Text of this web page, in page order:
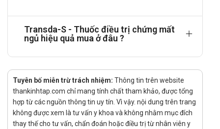
Đối tượng sử dụng:
dùng thay thế cho Diazepam khi bệnh nhân bị quen thuốc.
Dùng giảm đau trong các trường hợp đau do co thắt ở đường
tiêu hoá, tử cung, đau dây thần kinh, đau đầu cao huyết áp và
đau cơ xương khớp, sốt cao gây co giật.
Transda-S - Thuốc điều trị chứng mất
ngủ hiệu quả mua ở đâu ?
Tuyên bố miễn trừ trách nhiệm: Thông tin trên website
thankinhtap.com chỉ mang tính chất tham khảo, được tổng
hợp từ các nguồn thông tin uy tín. Vì vậy. nội dung trên trang
không được xem là tư vấn y khoa và không nhằm mục đích
thay thế cho tư vấn, chẩn đoán hoặc điều trị từ nhân viên y